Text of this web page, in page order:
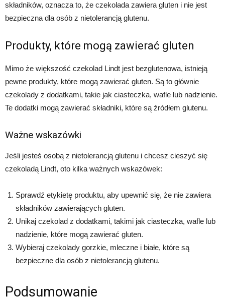
składników, oznacza to, że czekolada zawiera gluten i nie jest
bezpieczna dla osób z nietolerancją glutenu.
Produkty, które mogą zawierać gluten
Mimo że większość czekolad Lindt jest bezglutenowa, istnieją
pewne produkty, które mogą zawierać gluten. Są to głównie
czekolady z dodatkami, takie jak ciasteczka, wafle lub nadzienie.
Te dodatki mogą zawierać składniki, które są źródłem glutenu.
Ważne wskazówki
Jeśli jesteś osobą z nietolerancją glutenu i chcesz cieszyć się
czekoladą Lindt, oto kilka ważnych wskazówek:
Sprawdź etykietę produktu, aby upewnić się, że nie zawiera
składników zawierających gluten.
Unikaj czekolad z dodatkami, takimi jak ciasteczka, wafle lub
nadzienie, które mogą zawierać gluten.
Wybieraj czekolady gorzkie, mleczne i białe, które są
bezpieczne dla osób z nietolerancją glutenu.
Podsumowanie